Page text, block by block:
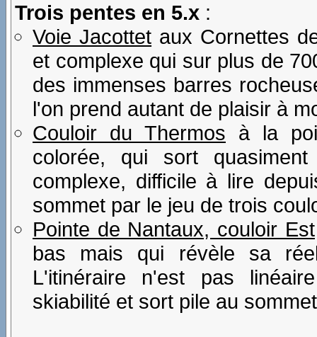
Trois pentes en 5.x :
Voie Jacottet aux Cornettes
et complexe qui sur plus de
des immenses barres
l'on prend autant de plaisir à
Couloir du Thermos à la
colorée, qui sort
complexe, difficile à lire
sommet par le jeu de trois
Pointe de Nantaux, couloir Est
bas mais qui révèle sa
L'itinéraire n'est pas
skiabilité et sort pile au